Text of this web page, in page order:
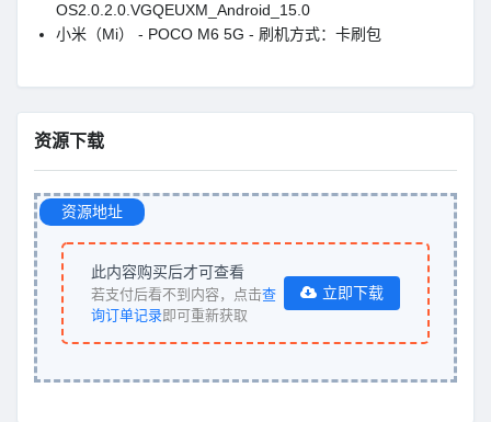
OS2.0.2.0.VGQEUXM_Android_15.0
小米（Mi） - POCO M6 5G - 刷机方式：卡刷包
资源下载
资源地址
此内容购买后才可查看
若支付后看不到内容，点击查
询订单记录即可重新获取
立即下载